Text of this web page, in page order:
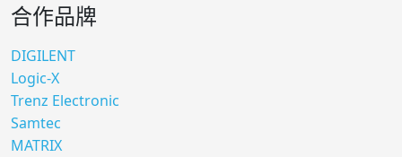
合作品牌
DIGILENT
Logic-X
Trenz Electronic
Samtec
MATRIX